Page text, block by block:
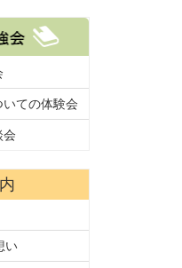
ての体験会
会
い